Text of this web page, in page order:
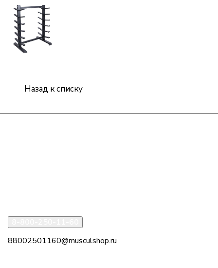
Назад к списку
88002501160@musculshop.ru